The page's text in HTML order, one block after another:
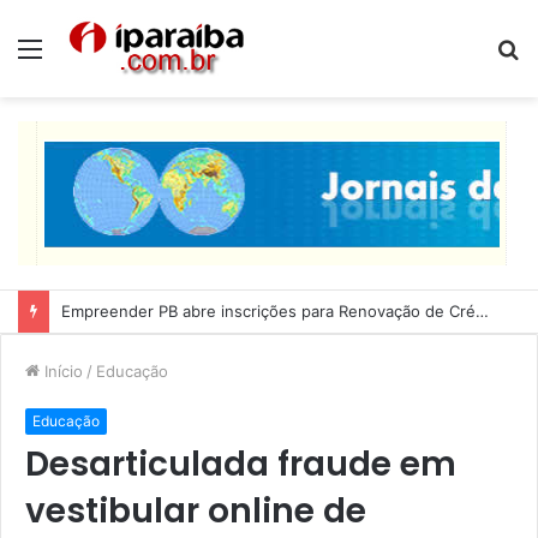
Menu
Lucas Ribeiro inspeciona obras da última etapa do Centro de Convenções
Início / Educação
Educação
Desarticulada fraude em
vestibular online de